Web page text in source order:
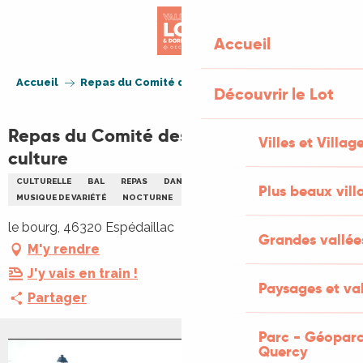
Accueil
Découvrir le Lot
Villes et
Plus beaux
Grandes
Paysages et
Parc -
Quercy
Accueil Repas du Comité des fêtes et de la culture
Repas du Comité des fêtes et de la
culture
CULTURELLE BAL REPAS DANSE
MUSIQUE DE VARIÉTÉ
NOCTURNE REPAS
le bourg, 46320 Espédaillac
M'y rendre
J'y vais en train !
Partager